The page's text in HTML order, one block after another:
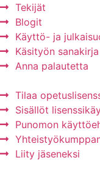
Tekijät
Blogit
Käyttö- ja
Käsityön sanakirja
Anna palautetta
Tilaa
Sisällöt
Punomon
Liity jäseneksi